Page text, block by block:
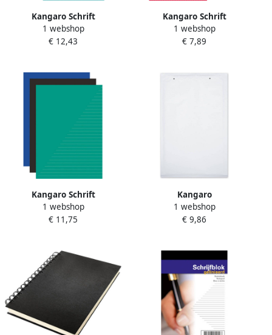
Kangaro Schrift
1 webshop
€ 12,43
Kangaro Schrift
1 webshop
€ 7,89
Kangaro Schrift
1 webshop
€ 11,75
Kangaro
Luchtkussenenvelop
Raadhuis 220x340mm F16
1 webshop
€ 9,86